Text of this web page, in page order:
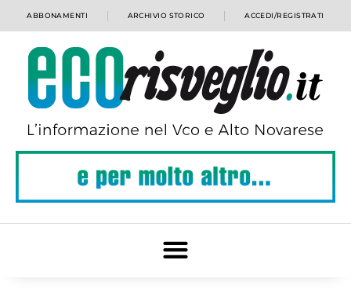
ABBONAMENTI ARCHIVIO STORICO ACCEDI/REGISTRATI